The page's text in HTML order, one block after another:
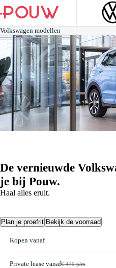
Volkswagen modellen
De vernieuwde
je bij Pouw.
Haal alles eruit.
Plan je proefrit Bekijk de voorraad
Kopen vanaf
Private lease vanaf€ 479 p/m